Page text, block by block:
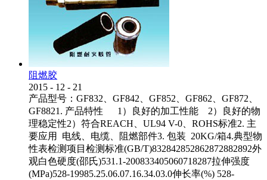
阻燃胶
2015 - 12 - 21
产品型号：GF832、GF842、GF852、GF862、GF872、
GF8821. 产品特性 1）良好的加工性能 2）良好的物
理稳定性2）符合REACH、UL94 V-0、ROHS标准2. 主
要应用 电线、电缆、阻燃部件3. 包装 20KG/箱4.典型物
性表检测项目检测标准(GB/T)832842852862872882892外
观白色硬度(邵氏)531.1-200833405060718287拉伸强度
(MPa)528-19985.25.06.07.16.34.03.0伸长率(%) 528-